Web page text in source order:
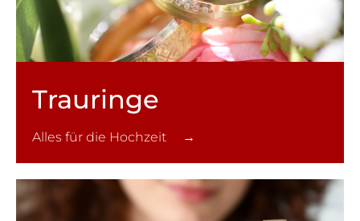
Trauringe
Alles für die Hochzeit →